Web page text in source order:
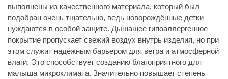
выполнены из качественного материала, который был
подобран очень тщательно, ведь новорождённые детки
нуждаются в особой защите. Дышащее гипоаллергенное
покрытие пропускает свежий воздух внутрь изделия, но при
этом служит надёжным барьером для ветра и атмосферной
влаги. Это способствует созданию благоприятного для
малыша микроклимата. Значительно повышает степень